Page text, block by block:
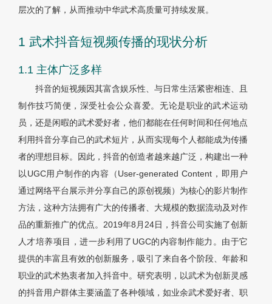
层次的了解，从而推动中华武术高质量可持续发展。
1 武术抖音短视频传播的现状分析
1.1 主体广泛多样
抖音的短视频因其富含娱乐性、与日常生活紧密相连、且
制作技巧简便，深受社会公众喜爱。无论是职业的武术运动
员，还是闲暇的武术爱好者，他们都能在任何时间和任何地点
利用抖音分享自己的武术短片，从而实现每个人都能成为传播
者的理想目标。因此，抖音的创造者越来越广泛，构建出一种
以UGC用户制作的内容（User-generated Content，即用户
通过网络平台展示并分享自己的原创视频）为核心的影片制作
方法，这种方法拥有广大的传播者、大规模的数据流动及对作
品的重新推广的优点。2019年8月24日，抖音公司实施了创新
人才培养项目，进一步利用了UGC的内容制作能力。由于它
提供的丰富且有效的创新服务，吸引了来自各个阶段、年龄和
职业的武术热衷者加入抖音中。研究表明，以武术为创新灵感
的抖音用户群体主要涵盖了各种领域，如业余武术爱好者、职